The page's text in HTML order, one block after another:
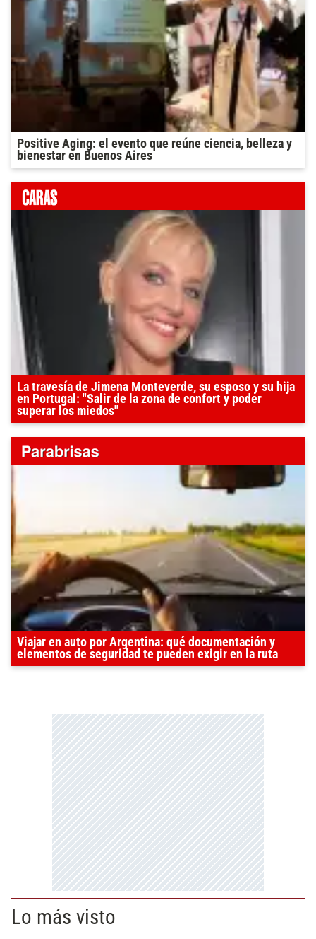
Positive Aging: el evento que reúne ciencia, belleza y
bienestar en Buenos Aires
La travesía de Jimena Monteverde, su esposo y su hija
en Portugal: "Salir de la zona de confort y poder
superar los miedos"
Viajar en auto por Argentina: qué documentación y
elementos de seguridad te pueden exigir en la ruta
Lo más visto